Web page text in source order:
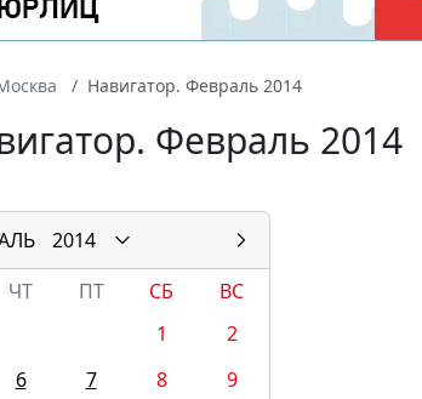
Навигатор. Февраль 2014
Февраль 2014
2014
ЧТ ПТ СБ
ВС
1
2
6 7 8
9